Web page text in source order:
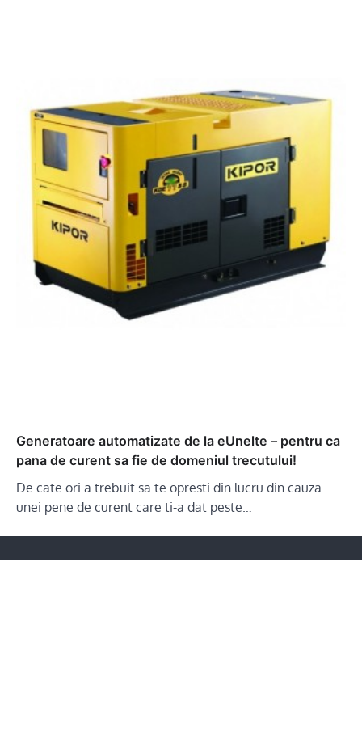
Generatoare automatizate de la eUnelte – pentru ca
pana de curent sa fie de domeniul trecutului!
De cate ori a trebuit sa te opresti din lucru din cauza
unei pene de curent care ti-a dat peste…